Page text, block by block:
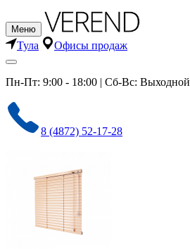
Меню
Тула Офисы продаж
Пн-Пт: 9:00 - 18:00 | Сб-Вс: Выходной
8 (4872) 52-17-28